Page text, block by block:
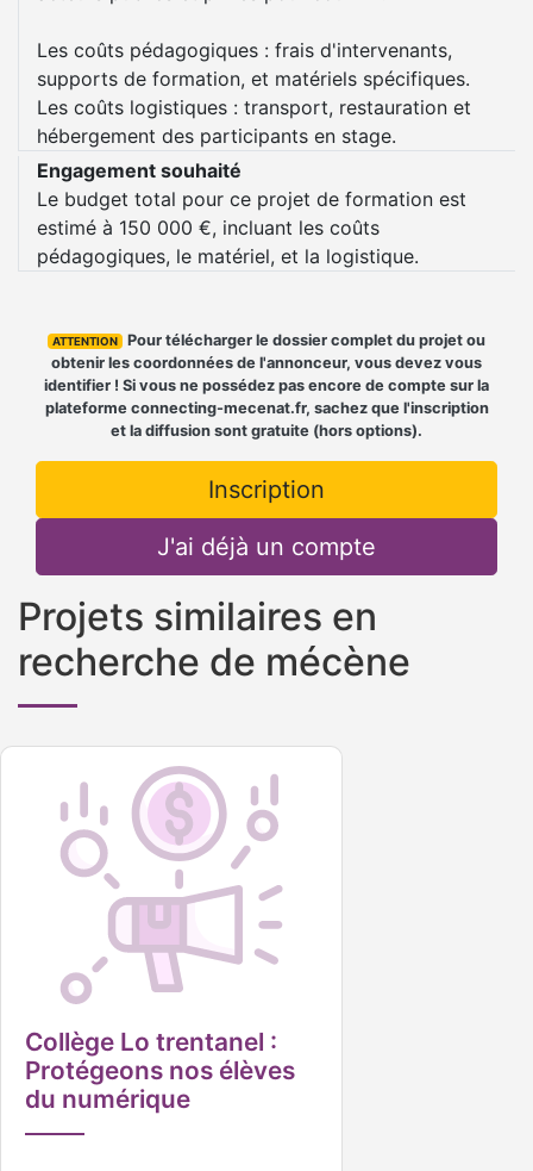
Les coûts pédagogiques : frais d'intervenants,
supports de formation, et matériels spécifiques.
Les coûts logistiques : transport, restauration et
hébergement des participants en stage.
Engagement souhaité
Le budget total pour ce projet de formation est
estimé à 150 000 €, incluant les coûts
pédagogiques, le matériel, et la logistique.
ATTENTION
Pour télécharger le dossier complet du projet ou
obtenir les coordonnées de l'annonceur, vous devez vous
identifier ! Si vous ne possédez pas encore de compte sur la
plateforme connecting-mecenat.fr, sachez que l'inscription
et la diffusion sont gratuite (hors options).
Inscription
J'ai déjà un compte
Projets similaires en
recherche de mécène
Collège Lo trentanel :
Protégeons nos élèves
du numérique